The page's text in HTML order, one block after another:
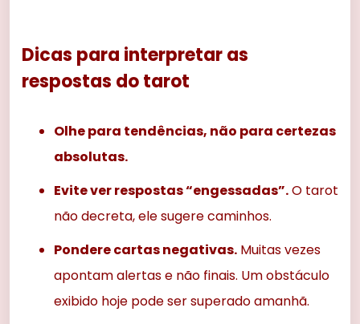
Dicas para interpretar as
respostas do tarot
Olhe para tendências, não para certezas
absolutas.
Evite ver respostas “engessadas”.O tarot
não decreta, ele sugere caminhos.
Pondere cartas negativas. Muitas vezes
apontam alertas e não finais. Um obstáculo
exibido hoje pode ser superado amanhã.